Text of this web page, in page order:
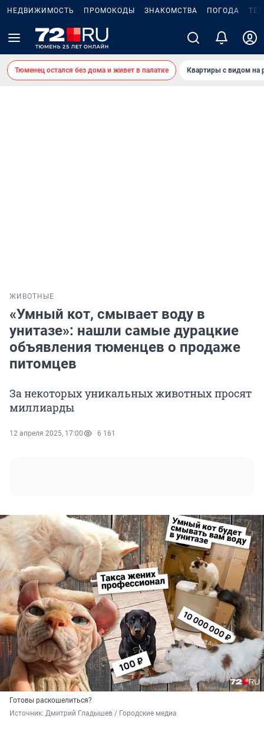
НЕДВИЖИМОСТЬ ПРОМОКОДЫ ЗНАКОМСТВА ПОГОДА
Тюменец остался без дома и живет в палатке Квартиры с видом на
ЖИВОТНЫЕ
«Умный кот, смывает воду в
унитазе»: нашли самые дурацкие
объявления тюменцев о продаже
питомцев
За некоторых уникальных животных просят
миллиарды
12 апреля 2025, 17:00 6 161
Готовы раскошелиться?
Источник: Дмитрий Гладышев / Городские медиа